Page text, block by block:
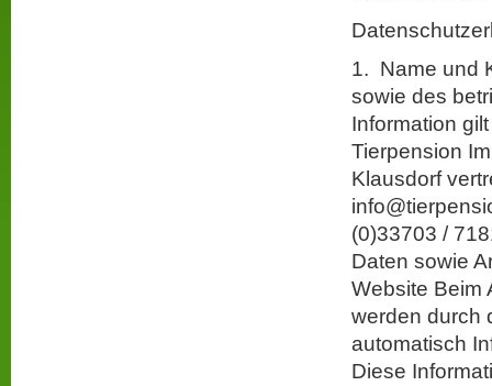
1. Name und
sowie des
Information
Tierpension
Klausdorf
(0)33703 /
Daten sowie
Website Beim
werden durch
automatisch
Diese